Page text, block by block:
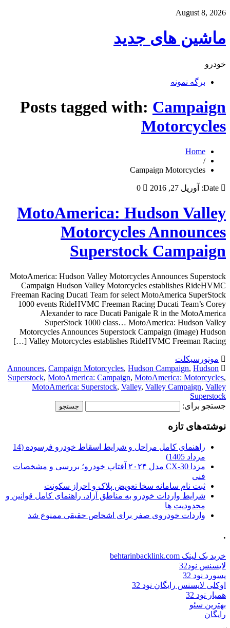
August 8, 2026
ماشین های جدید
خودرو
برگه نمونه
Posts tagged with: Campaign
Motorcycles
Home
/
Campaign Motorcycles
Date: آوریل 27, 2016 0
MotoAmerica: Hudson Valley
Motorcycles Announces
Superstock Campaign
MotoAmerica: Hudson Valley Motorcycles Announces Superstock
Campaign Hudson Valley Motorcycles establishes RideHVMC
Freeman Racing Ducati Team for select MotoAmerica SuperStock
1000 events RideHVMC Freeman Racing Ducati Team’s Corey
Alexander to race Ducati Panigale R in the MotoAmerica
SuperStock 1000 class… MotoAmerica: Hudson Valley
Motorcycles Announces Superstock Campaign (image) Hudson
Valley Motorcycles establishes RideHVMC Freeman Racing […]
موتورسیکلت
Announces, Campaign Motorcycles, Hudson Campaign, Hudson
Superstock, MotoAmerica: Campaign, MotoAmerica: Motorcycles,
MotoAmerica: Superstock, Valley, Valley Campaign, Valley
Superstock
جستجو برای:
نوشته‌های تازه
راهنمای کامل مراحل و شرایط اسقاط خودرو فرسوده (14
مرداد 1405)
مزدا CX-30 مدل ۲۰۲۴ آفتاب خودرو؛ بررسی و مشخصات
فنی
ثبت نام سامانه سخا تعویض پلاک و احراز سکونت
شرایط واردات خودرو به مناطق آزاد، راهنمای کامل قوانین و
محدودیت ها
واردات خودروی صفر برای اشخاص حقیقی ممنوع شد
.
خرید بک لینک behtarinbacklink.com
لایسنس نود32
پسورد نود 32
اوکلی لایسنس رایگان نود 32
همیار نود 32
بهترین سئو
رایگان